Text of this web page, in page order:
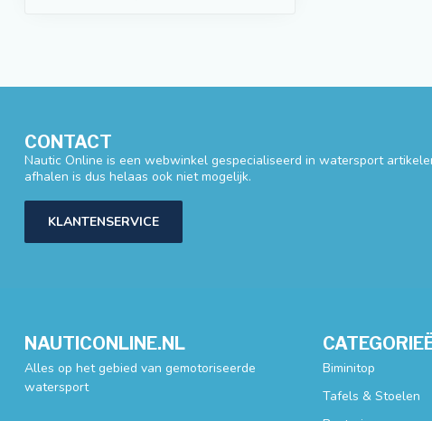
CONTACT
Nautic Online is een webwinkel gespecialiseerd in watersport
afhalen is dus helaas ook niet mogelijk.
KLANTENSERVICE
NAUTICONLINE.NL
Alles op het gebied van gemotoriseerde
watersport
Biminitop
Tafels & Stoelen